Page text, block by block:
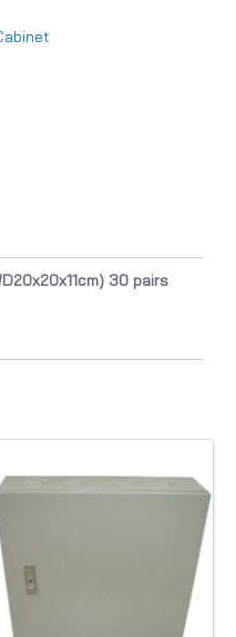
30 pairs